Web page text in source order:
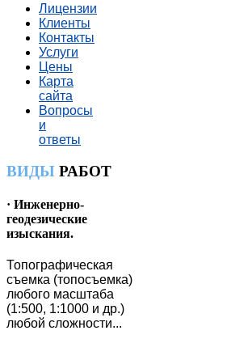
Лицензии
Клиенты
Контакты
Услуги
Цены
Карта
сайта
Вопросы
и
ответы
ВИДЫ РАБОТ
· Инженерно-
геодезические
изыскания.
Топографическая
съемка (топосъемка)
любого масштаба
(1:500, 1:1000 и др.)
любой сложности...